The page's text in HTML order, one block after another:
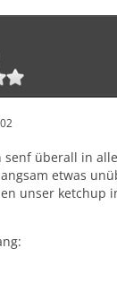
senf überall in
etwas
unser ketchup